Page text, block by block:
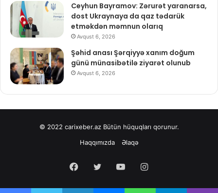
Ceyhun Bayramov: Zərurət yaranarsa,
dost Ukraynaya da qaz tədarük
etməkdən məmnun olarıq
Avqust 6, 2026
Şəhid anası Şərqiyyə xanım doğum
günü münasibətilə ziyarət olunub
Avqust 6, 2026
© 2022 carixeber.azBütün hüquqları qorunur.
Haqqımızda
Əlaqə
Facebook
Twitter YouTubeInstagram